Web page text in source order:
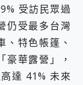
受訪民眾過
仍受最多台灣
、特色帳篷、
豪華露營」，
達 41% 未來